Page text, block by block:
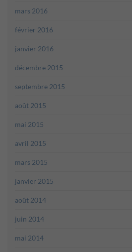
mars 2016
février 2016
janvier 2016
décembre 2015
septembre 2015
août 2015
mai 2015
avril 2015
mars 2015
janvier 2015
août 2014
juin 2014
mai 2014